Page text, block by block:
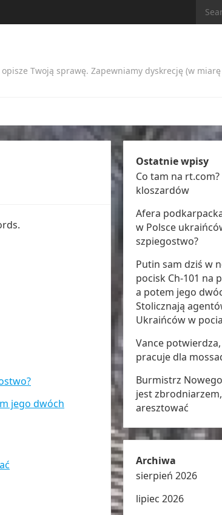
Twoją sprawę. Zapewniamy dyskrecję (w
jego dwóch
Ostatnie wpisy
Co tam na
kloszardów
Afera
w Polsce
szpiegostwo?
Putin sam dziś w
pocisk Ch-101 na
a potem jego
Stolicznają
Ukraińców w
Vance
pracuje dla
Burmistrz
jest
aresztować
Archiwa
sierpień 2026
lipiec 2026